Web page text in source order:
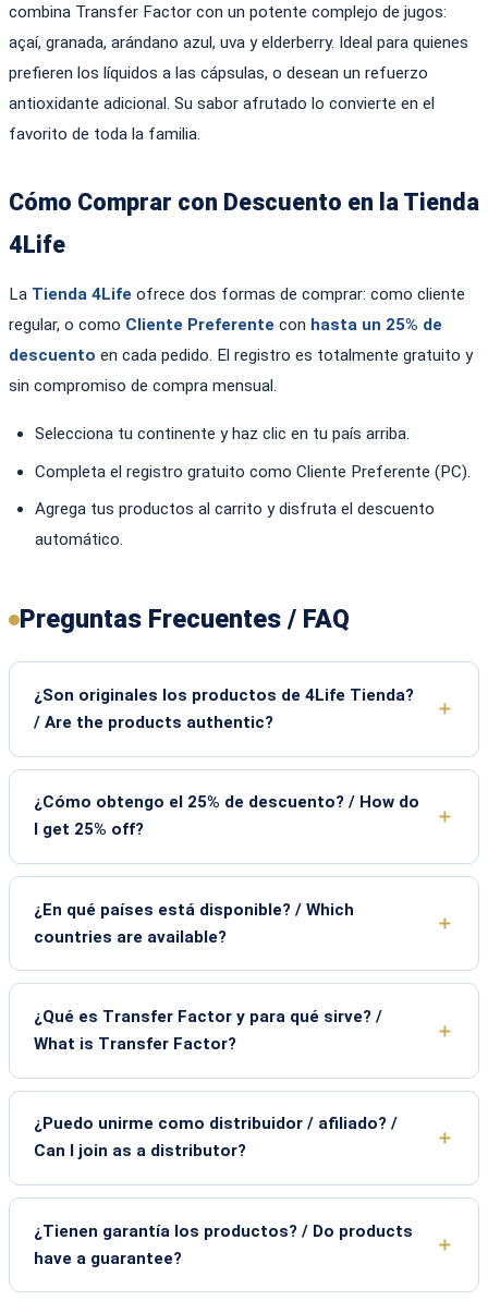
combina Transfer Factor con un potente complejo de jugos:
açaí, granada, arándano azul, uva y elderberry. Ideal para quienes
prefieren los líquidos a las cápsulas, o desean un refuerzo
antioxidante adicional. Su sabor afrutado lo convierte en el
favorito de toda la familia.
Cómo Comprar con Descuento en la Tienda
4Life
La Tienda 4Life ofrece dos formas de comprar: como cliente
regular, o como Cliente Preferente con hasta un 25% de
descuento en cada pedido. El registro es totalmente gratuito y
sin compromiso de compra mensual.
Selecciona tu continente y haz clic en tu país arriba.
Completa el registro gratuito como Cliente Preferente (PC).
Agrega tus productos al carrito y disfruta el descuento
automático.
Preguntas Frecuentes / FAQ
¿Son originales los productos de 4Life Tienda?
/ Are the products authentic?
¿Cómo obtengo el 25% de descuento? / How do
I get 25% off?
¿En qué países está disponible? / Which
countries are available?
¿Qué es Transfer Factor y para qué sirve? /
What is Transfer Factor?
¿Puedo unirme como distribuidor / afiliado? /
Can I join as a distributor?
¿Tienen garantía los productos? / Do products
have a guarantee?